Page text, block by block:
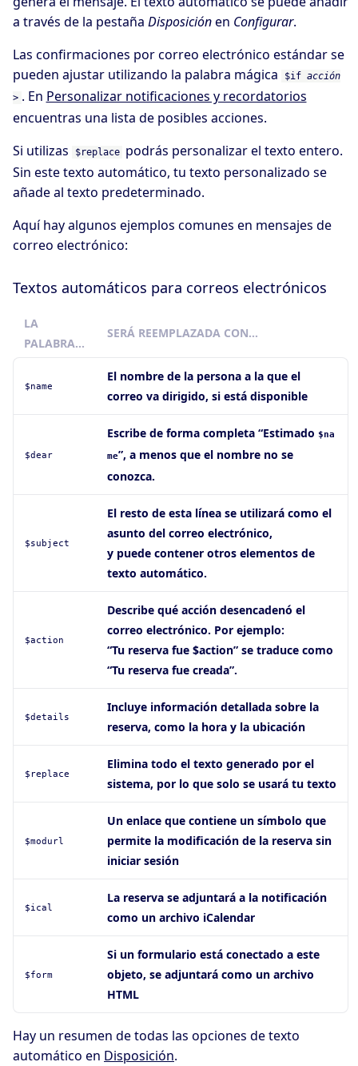
a través de la pestaña Disposiciónen Configurar.
Las confirmaciones por correo electrónico estándar se
pueden ajustar utilizando la palabra mágica
$if acción
> . En Personalizar notificaciones y recordatorios
encuentras una lista de posibles acciones.
Si utilizas
$replace
podrás personalizar el texto entero.
Sin este texto automático, tu texto personalizado se
añade al texto predeterminado.
Aquí hay algunos ejemplos comunes en mensajes de
correo electrónico:
Textos automáticos para correos electrónicos
LA
PALABRA…
SERÁ REEMPLAZADA CON…
$name
El nombre de la persona a la que el
correo va dirigido, si está disponible
$dear
Escribe de forma completa “Estimado $na
me”, a menos que el nombre no se
conozca.
$subject
El resto de esta línea se utilizará como el
asunto del correo electrónico,
y puede contener otros elementos de
texto automático.
$action
Describe qué acción desencadenó el
correo electrónico. Por ejemplo:
“Tu reserva fue $action” se traduce como
“Tu reserva fue creada”.
$details
Incluye información detallada sobre la
reserva, como la hora y la ubicación
$replace
Elimina todo el texto generado por el
sistema, por lo que solo se usará tu texto
$modurl
Un enlace que contiene un símbolo que
permite la modificación de la reserva sin
iniciar sesión
$ical
La reserva se adjuntará a la notificación
como un archivo iCalendar
$form
Si un formulario está conectado a este
objeto, se adjuntará como un archivo
HTML
Hay un resumen de todas las opciones de texto
automático en Disposición.